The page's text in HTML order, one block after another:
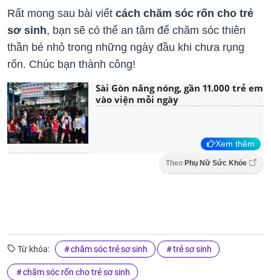
Rất mong sau bài viết cách chăm sóc rốn cho trẻ
sơ sinh, bạn sẽ có thể an tâm để chăm sóc thiên
thần bé nhỏ trong những ngày đầu khi chưa rụng
rốn. Chúc bạn thành công!
Sài Gòn nắng nóng, gần 11.000 trẻ em
vào viện mỗi ngày
Xem thêm
Theo Phụ Nữ Sức Khỏe
Từ khóa: chăm sóc trẻ sơ sinh trẻ sơ sinh
chăm sóc rốn cho trẻ sơ sinh